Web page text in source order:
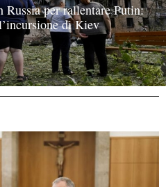
Russia per rallentare Putin:
di Kiev